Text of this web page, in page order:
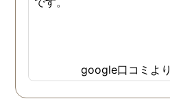
google口コミより